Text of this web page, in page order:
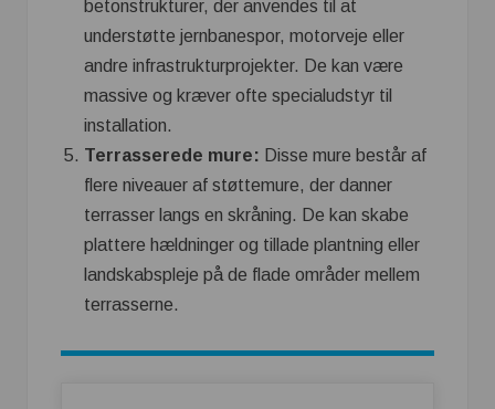
betonstrukturer, der anvendes til at
understøtte jernbanespor, motorveje eller
andre infrastrukturprojekter. De kan være
massive og kræver ofte specialudstyr til
installation.
Terrasserede mure: Disse mure består af
flere niveauer af støttemure, der danner
terrasser langs en skråning. De kan skabe
plattere hældninger og tillade plantning eller
landskabspleje på de flade områder mellem
terrasserne.